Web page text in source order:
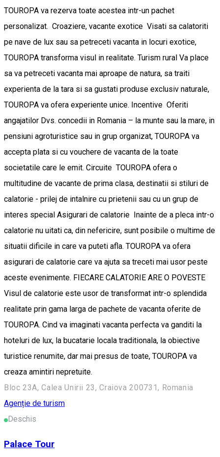
TOUROPA va rezerva toate acestea intr-un pachet
personalizat. Croaziere, vacante exotice Visati sa calatoriti
pe nave de lux sau sa petreceti vacanta in locuri exotice,
TOUROPA transforma visul in realitate. Turism rural Va place
sa va petreceti vacanta mai aproape de natura, sa traiti
experienta de la tara si sa gustati produse exclusiv naturale,
TOUROPA va ofera experiente unice. Incentive Oferiti
angajatilor Dvs. concedii in Romania – la munte sau la mare, in
pensiuni agroturistice sau in grup organizat, TOUROPA va
accepta plata si cu vouchere de vacanta de la toate
societatile care le emit. Circuite TOUROPA ofera o
multitudine de vacante de prima clasa, destinatii si stiluri de
calatorie - prilej de intalnire cu prietenii sau cu un grup de
interes special Asigurari de calatorie Inainte de a pleca intr-o
calatorie nu uitati ca, din nefericire, sunt posibile o multime de
situatii dificile in care va puteti afla. TOUROPA va ofera
asigurari de calatorie care va ajuta sa treceti mai usor peste
aceste evenimente. FIECARE CALATORIE ARE O POVESTE
Visul de calatorie este usor de transformat intr-o splendida
realitate prin gama larga de pachete de vacanta oferite de
TOUROPA. Cind va imaginati vacanta perfecta va ganditi la
hoteluri de lux, la bucatarie locala traditionala, la obiective
turistice renumite, dar mai presus de toate, TOUROPA va
creaza amintiri nepretuite.
Bloc 23A, Calea Unirii 23, Craiova 200731, Romania
Agenție de turism
Deschis
Palace Tour